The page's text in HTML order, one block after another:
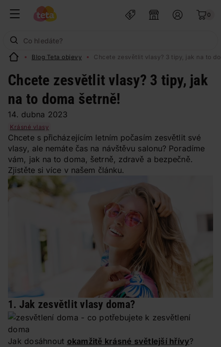
0
Blog Teta objevy Chcete zesvětlit vlasy? 3 tipy, jak na to
Chcete zesvětlit vlasy? 3 tipy, jak
na to doma šetrně!
14. dubna 2023
Krásné vlasy
Chcete s přicházejícím letním počasím zesvětlit své
vlasy, ale nemáte čas na návštěvu salonu? Poradíme
vám, jak na to doma, šetrně, zdravě a bezpečně.
Zjistěte si více v našem článku.
1. Jak zesvětlit vlasy doma?
Jak dosáhnout okamžitě krásné světlejší hřívy?